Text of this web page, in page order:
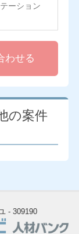
ーション
わせる
の案件
- 309190